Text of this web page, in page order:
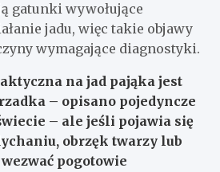
gatunki wywołujące
jadu, więc takie objawy
wymagające diagnostyki.
na jad pająka jest
– opisano pojedyncze
– ale jeśli pojawia się
obrzęk twarzy lub
pogotowie